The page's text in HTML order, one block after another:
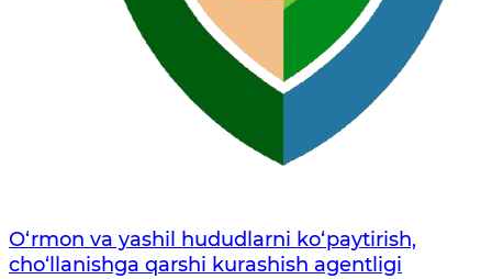
O‘rmon va yashil hududlarni ko‘paytirish,
cho‘llanishga qarshi kurashish agentligi